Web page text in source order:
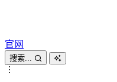
官网
搜索...